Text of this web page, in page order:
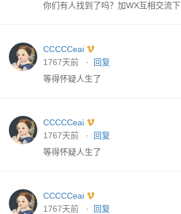
你们有人找到了吗？加WX互相交流下
CCCCCeai
1767天前 ·
回复
等得怀疑人生了
CCCCCeai
1767天前 ·
回复
等得怀疑人生了
CCCCCeai
1767天前 ·
回复